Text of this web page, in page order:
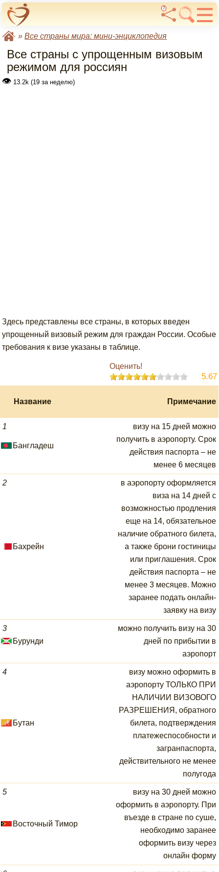
7
»Все страны мира: мини-энциклопедия
Все страны с упрощенным визовым
режимом для россиян
👁 13.2k (19 за неделю)
Здесь представлены все страны, в которых введен
упрощенный визовый режим для граждан России. Особые
требования к визе указаны в таблице.
Оценить!
5.67
Название Примечание
1
Бангладеш
визу на 15 дней можно
получить в аэропорту. Срок
действия паспорта – не
менее 6 месяцев
2
Бахрейн
в аэропорту оформляется
виза на 14 дней с
возможностью продления
еще на 14, обязательное
наличие обратного билета,
а также брони гостиницы
или приглашения. Срок
действия паспорта – не
менее 3 месяцев. Можно
заранее подать онлайн-
заявку на визу
3
Бурунди
можно получить визу на 30
дней по прибытии в
аэропорт
4
Бутан
визу можно оформить в
аэропорту ТОЛЬКО ПРИ
НАЛИЧИИ ВИЗОВОГО
РАЗРЕШЕНИЯ, обратного
билета, подтверждения
платежеспособности и
загранпаспорта,
действительного не менее
полугода
5
Восточный Тимор
визу на 30 дней можно
оформить в аэропорту. При
въезде в стране по суше,
необходимо заранее
оформить визу через
онлайн форму